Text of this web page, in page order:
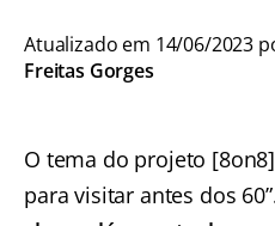
Atualizado em 14/06/2023
Freitas Gorges
O tema do projeto
para visitar antes dos